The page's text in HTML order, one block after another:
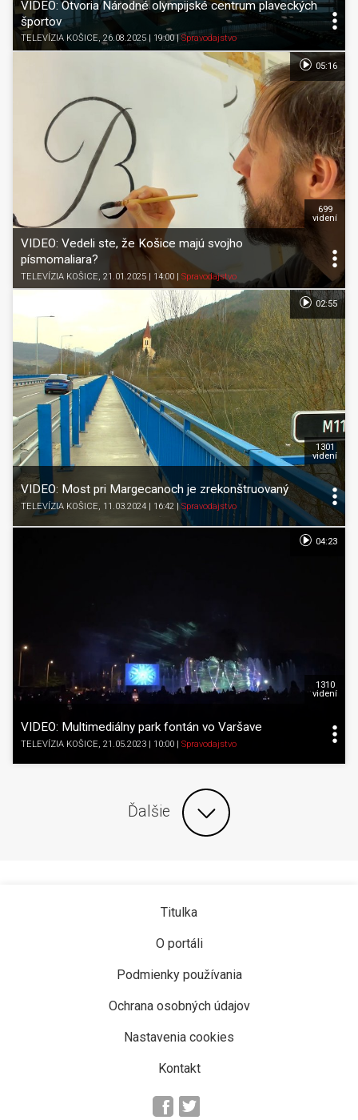
VIDEO: Otvoria Národné olympijské centrum plaveckých
športov
TELEVÍZIA KOŠICE, 26.08.2025 | 19:00|Spravodajstvo
VIDEO: Vedeli ste, že Košice majú svojho
písmomaliara?
TELEVÍZIA KOŠICE, 21.01.2025 | 14:00 | Spravodajstvo
699
videní
05:16
VIDEO: Most pri Margecanoch je zrekonštruovaný
TELEVÍZIA KOŠICE, 11.03.2024 | 16:42 |Spravodajstvo
1301
videní
02:55
VIDEO: Multimediálny park fontán vo Varšave
TELEVÍZIA KOŠICE, 21.05.2023 | 10:00 | Spravodajstvo
1310
videní
04:23
Ďalšie
Titulka
O portáli
Podmienky používania
Ochrana osobných údajov
Nastavenia cookies
Kontakt